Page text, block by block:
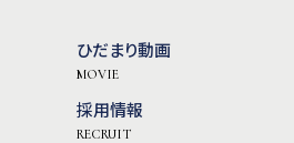
ひだまり動画
MOVIE
採用情報
RECRUIT